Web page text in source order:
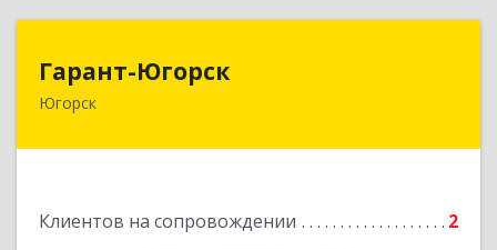
Гарант-Югорск
Югорск
Клиентов на сопровождении 2
628260, Ханты-Мансийский Автономный округ